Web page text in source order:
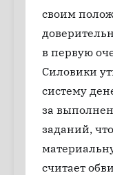
своим
в первую
Силовики
систему
за
заданий,
считает